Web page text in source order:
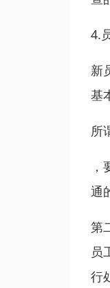
4.
新
基
所
通
第
员
行